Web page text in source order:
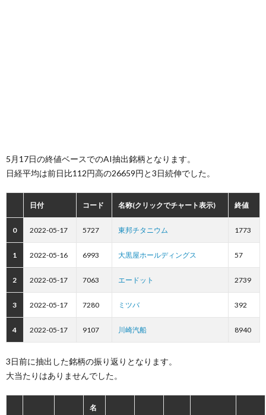
5月17日の終値ベースでのAI抽出銘柄となります。
日経平均は前日比112円高の26659円と3日続伸でした。
日付 コード 名称(クリックでチャート表示) 終値
0 2022-05-17 5727 東邦チタニウム 1773
1 2022-05-16 6993 大黒屋ホールディングス 57
2 2022-05-17 7063 エードット 2739
3 2022-05-17 7280 ミツバ 392
4 2022-05-17 9107 川崎汽船 8940
3日前に抽出した銘柄の振り返りとなります。
大当たりはありませんでした。
名